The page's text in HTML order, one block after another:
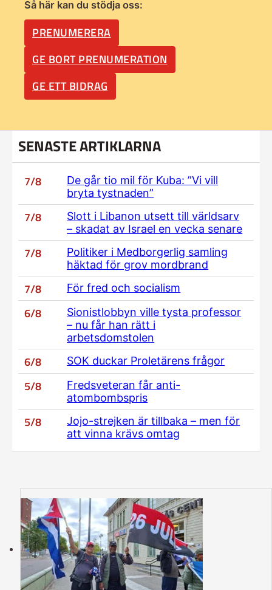
Så här kan du stödja oss:
PRENUMERERA
GE BORT PRENUMERATION
GE ETT BIDRAG
SENASTE ARTIKLARNA
7/8
De går tio mil för Kuba: ”Vi vill
bryta tystnaden”
7/8
Slott i Libanon utsett till världsarv
– skadat av Israel en vecka senare
7/8
Politiker i Medborgerlig samling
häktad för grov mordbrand
7/8 För fred och socialism
6/8
Sionistlobbyn ville tysta professor
– nu får han rätt i
arbetsdomstolen
6/8 SOK duckar Proletärens frågor
5/8
Fredsveteran får anti-
atombombspris
5/8
Jojo-strejken är tillbaka – men för
att vinna krävs omtag